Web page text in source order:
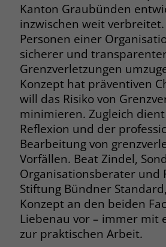
Kanton Graubünden
inzwischen weit verbreitet.
Personen einer
sicherer und
Grenzverletzungen
Konzept hat präventiven
will das Risiko von
minimieren. Zugleich
Reflexion und der
Bearbeitung von
Vorfällen. Beat Zindel,
Organisationsberater und
Stiftung Bündner
Konzept an den beiden
Liebenau vor – immer mit
zur praktischen Arbeit.
Name _fbp
Anbieter Facebook
Laufzeit 3 Monate
Zweck
Der Zweck von _fbp
die Werbe- und
von Facebook
Cookie ist ein
Facebook platziert
Verbraucher auf
Cookie verfolgt die
Nutzers auf
und meldet dieses
Facebook.
gesammelten Daten